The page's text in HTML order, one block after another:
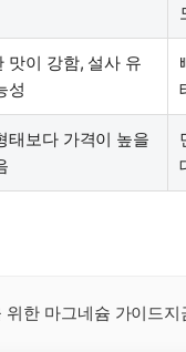
맛이 강함, 설사 유
성
태보다 가격이 높을
한 마그네슘 가이드